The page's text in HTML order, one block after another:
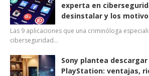
experta en
desinstalar y los
Las 9 aplicaciones que una criminóloga
ciberseguridad…
Sony plantea descargar
PlayStation: ventajas,